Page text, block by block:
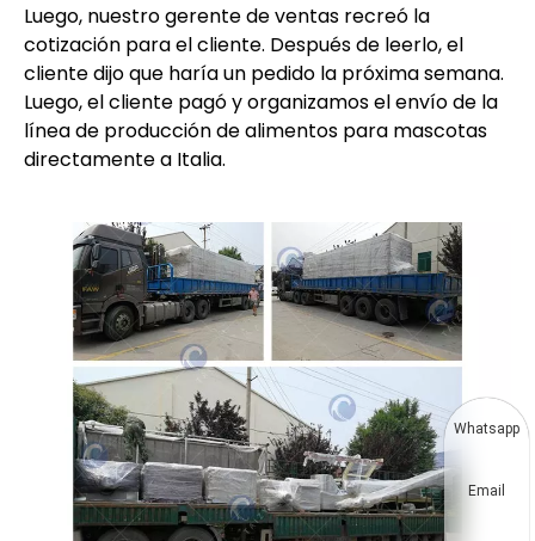
Luego, nuestro gerente de ventas recreó la
cotización para el cliente. Después de leerlo, el
cliente dijo que haría un pedido la próxima semana.
Luego, el cliente pagó y organizamos el envío de la
línea de producción de alimentos para mascotas
directamente a Italia.
Whatsapp
Email